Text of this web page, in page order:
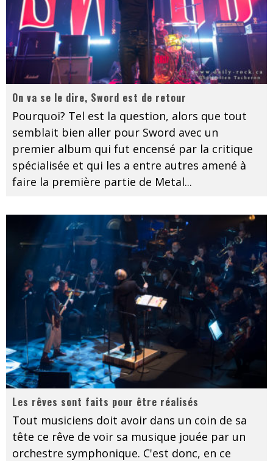
On va se le dire, Sword est de retour
Pourquoi? Tel est la question, alors que tout
semblait bien aller pour Sword avec un
premier album qui fut encensé par la critique
spécialisée et qui les a entre autres amené à
faire la première partie de Metal...
Les rêves sont faits pour être réalisés
Tout musiciens doit avoir dans un coin de sa
tête ce rêve de voir sa musique jouée par un
orchestre symphonique. C'est donc, en ce